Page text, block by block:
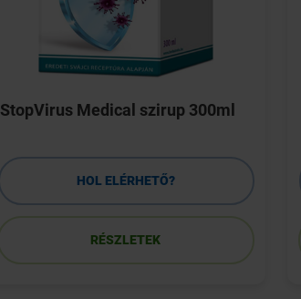
StopVirus Medical szirup 300ml
HOL ELÉRHETŐ?
RÉSZLETEK